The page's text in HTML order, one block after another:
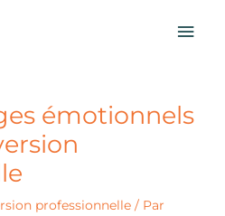
émotionnels
professionnelle / Par